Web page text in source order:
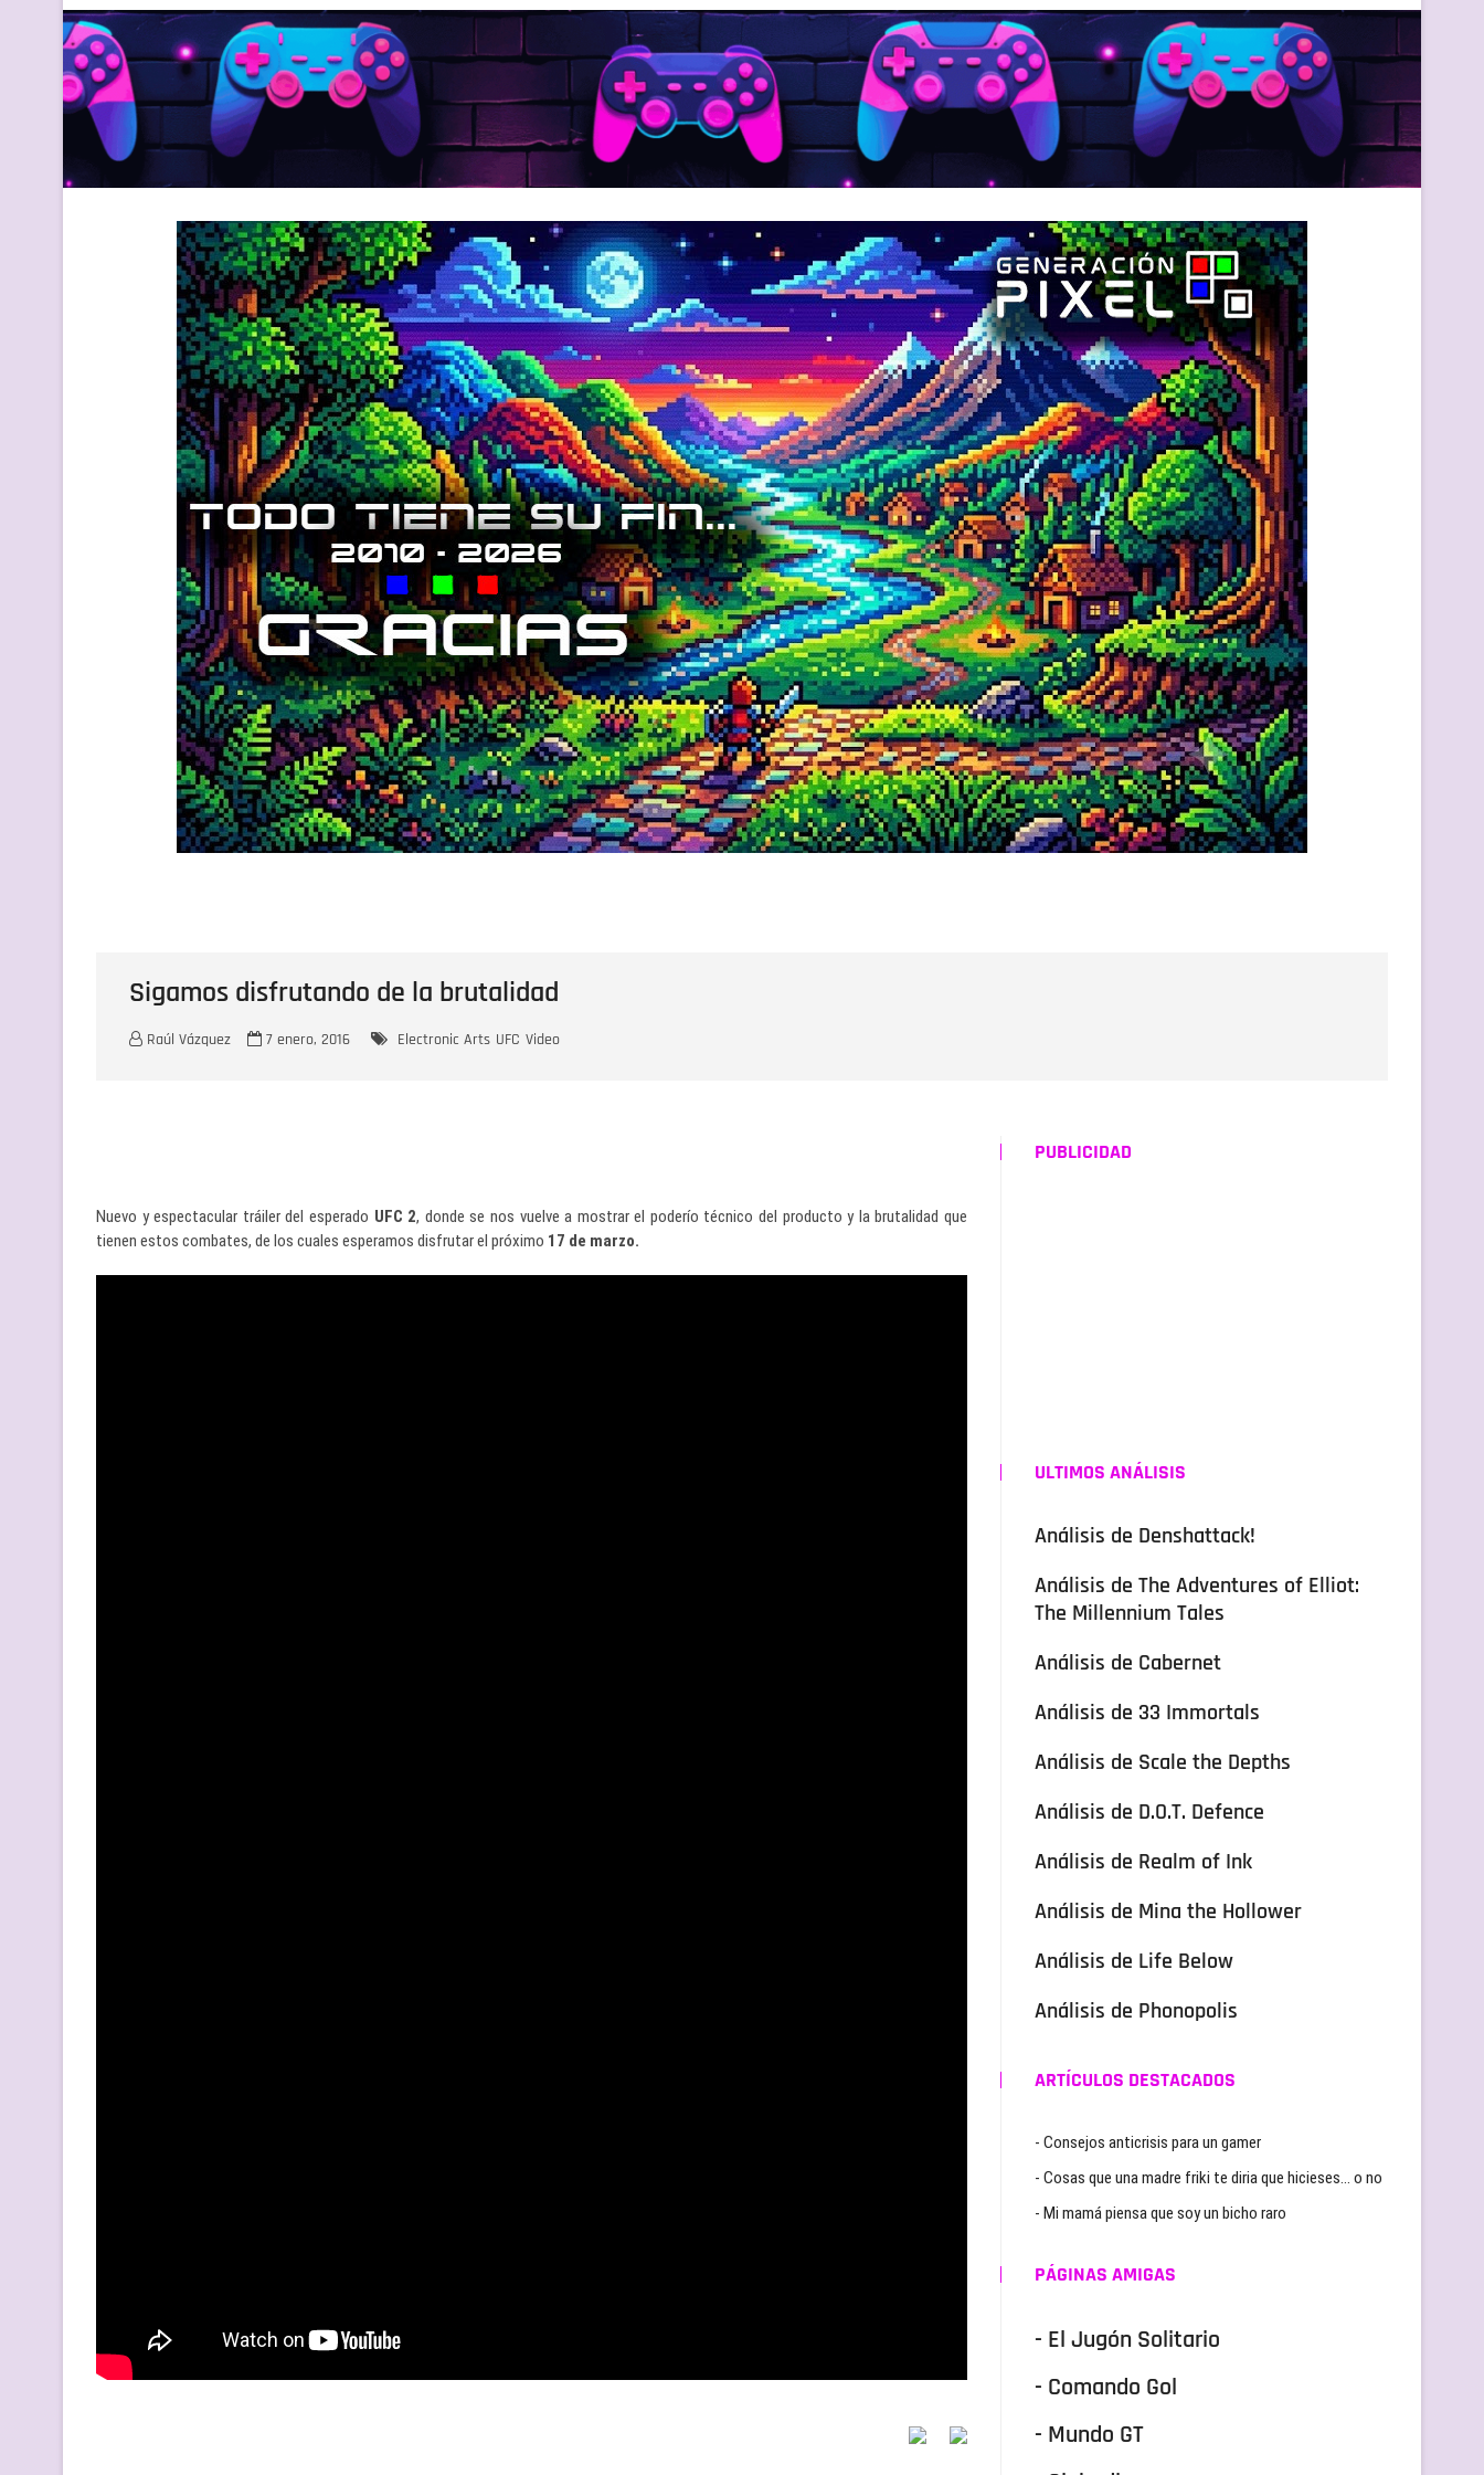
Sigamos disfrutando de la brutalidad
Raúl Vázquez 7 enero, 2016 Electronic Arts UFC Video
Nuevo y espectacular tráiler del esperado UFC 2, donde se nos vuelve a mostrar el poderío técnico del producto y la brutalidad que
tienen estos combates, de los cuales esperamos disfrutar el próximo 17 de marzo.
PUBLICIDAD
ULTIMOS ANÁLISIS
Análisis de Denshattack!
Análisis de The Adventures of Elliot:
The Millennium Tales
Análisis de Cabernet
Análisis de 33 Immortals
Análisis de Scale the Depths
Análisis de D.O.T. Defence
Análisis de Realm of Ink
Análisis de Mina the Hollower
Análisis de Life Below
Análisis de Phonopolis
ARTÍCULOS DESTACADOS
- Consejos anticrisis para un gamer
- Cosas que una madre friki te diria que hicieses… o no
- Mi mamá piensa que soy un bicho raro
PÁGINAS AMIGAS
- El Jugón Solitario
- Comando Gol
- Mundo GT